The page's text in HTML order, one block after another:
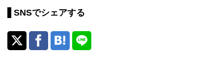
SNSでシェアする